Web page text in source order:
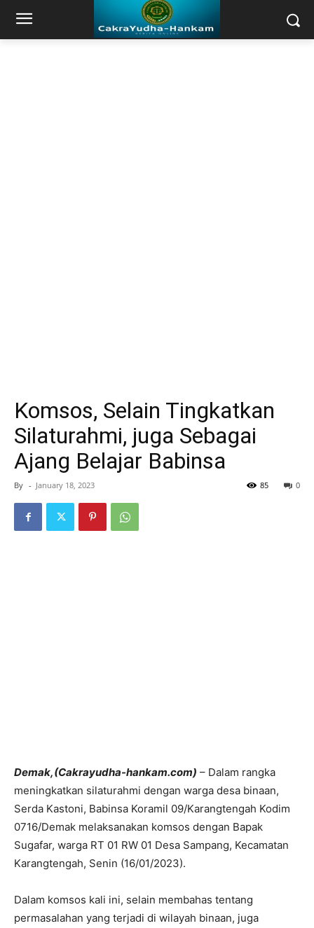
Komsos, Selain Tingkatkan
Silaturahmi, juga Sebagai
Ajang Belajar Babinsa
By - January 18, 2023 0
85
Demak,(Cakrayudha-hankam.com) – Dalam rangka
meningkatkan silaturahmi dengan warga desa binaan,
Serda Kastoni, Babinsa Koramil 09/Karangtengah Kodim
0716/Demak melaksanakan komsos dengan Bapak
Sugafar, warga RT 01 RW 01 Desa Sampang, Kecamatan
Karangtengah, Senin (16/01/2023).
Dalam komsos kali ini, selain membahas tentang
permasalahan yang terjadi di wilayah binaan, juga